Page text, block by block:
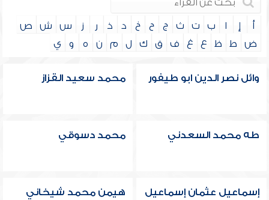
أ إ ا ب ت ث ج ح خ د ذ ر ز س ش
ص
ض
ط ظ ع غ ف ق ك ل م ن ه و ي
وائل نصر الدين ابو طيفور محمد سعيد القزاز
طه محمد السعدني محمد دسوقي
إسماعيل عثمان إسماعيل هيمن محمد شيخاني